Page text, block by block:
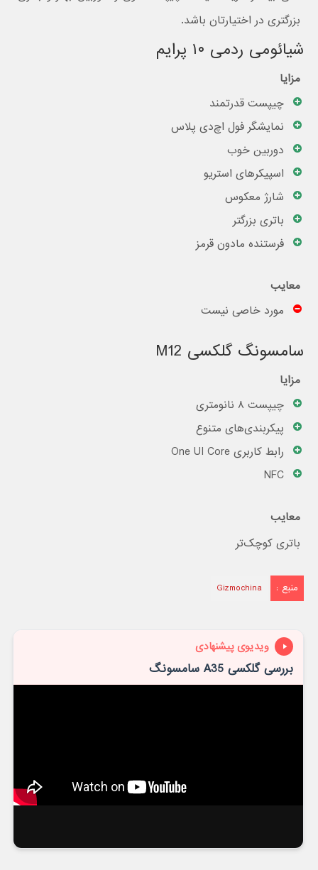
بزرگتری در اختیارتان باشد.
شیائومی ردمی ۱۰ پرایم
مزایا
چیپست قدرتمند
نمایشگر فول اچ‌دی پلاس
دوربین خوب
اسپیکر‌های استریو
شارژ معکوس
باتری بزرگتر
فرستنده مادون قرمز
معایب
مورد خاصی نیست
سامسونگ گلکسی M12
مزایا
چیپست ۸ نانومتری
پیکربندی‌های متنوع
رابط کاربری One UI Core
NFC
معایب
باتری کوچک‌تر
منبع : Gizmochina
ویدیوی پیشنهادی
بررسی گلکسی A35 سامسونگ